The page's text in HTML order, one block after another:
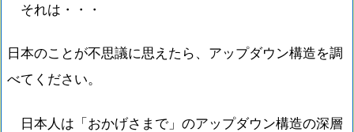
それは・・・
日本のことが不思議に思えたら、アップダウン構造を調
べてください。
日本人は「おかげさまで」のアップダウン構造の深層